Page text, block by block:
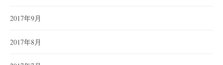
2017年9月
2017年8月